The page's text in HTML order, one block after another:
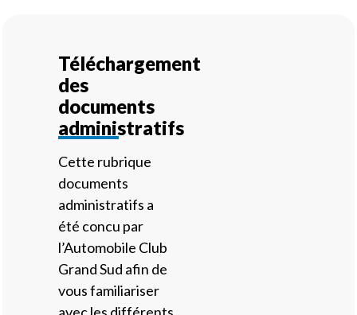
Téléchargement
des
documents
administratifs
Cette rubrique
documents
administratifs a
été concu par
l’Automobile Club
Grand Sud afin de
vous familiariser